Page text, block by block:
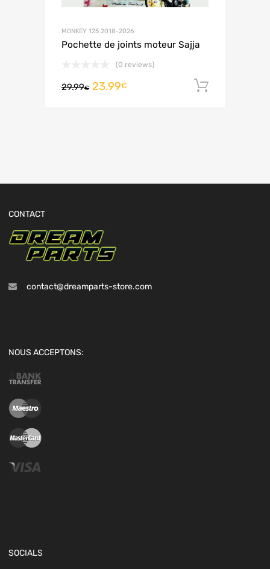
MONKEY 125 2018-2026
Pochette de joints moteur Sajja
(0 reviews)
29.99€ 23.99€
CONTACT
contact@dreamparts-store.com
NOUS ACCEPTONS:
SOCIALS